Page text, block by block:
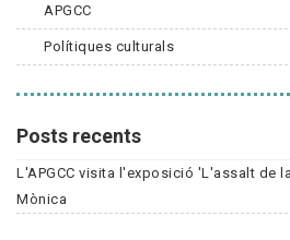
APGCC
Polítiques culturals
Posts recents
L'APGCC visita l'exposició 'L'assalt de
Mònica